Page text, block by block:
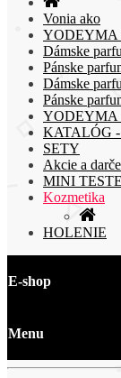
Vonia ako
YODEYMA
Dámske
Pánske
Dámske
Pánske
YODEYMA
KATALÓG
SETY
Akcie a
MINI
Kozmetika
HOLENIE
E-shop
Menu